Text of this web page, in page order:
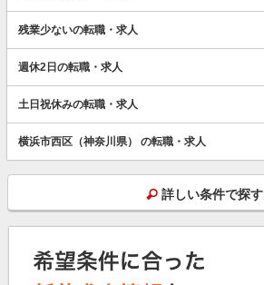
残業少ないの転職・求人
週休2日の転職・求人
土日祝休みの転職・求人
横浜市西区（神奈川県） の転職・求人
詳しい条件で探す